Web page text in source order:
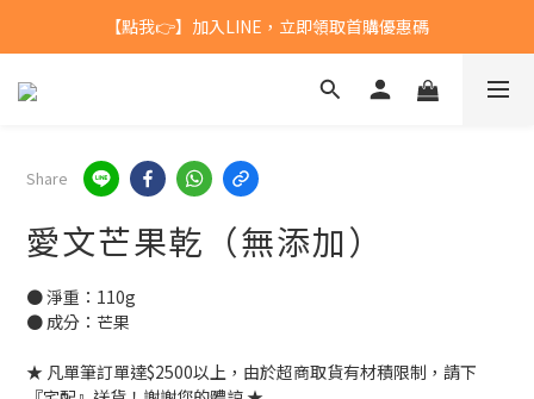
台灣$1200 免運 / 港澳 $5000 免運
【點我👉】加入LINE，立即領取首購優惠碼
【點我👉】加入淡果香小公寓🍎 享每月獨家優惠
Share
愛文芒果乾（無添加）
● 淨重：110g
● 成分：芒果
★ 凡單筆訂單達$2500以上，由於超商取貨有材積限制，請下